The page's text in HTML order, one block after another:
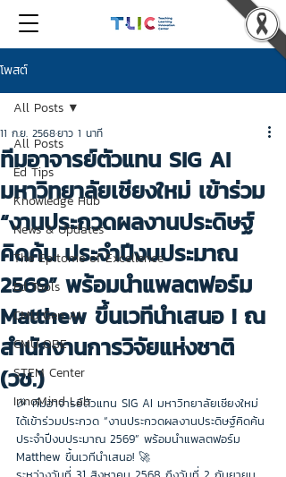
โพสต์
All Posts
Ed Tips
Knowledge Hub
News & Updates
The Epitome of Excellence
Ed Tools
CMU Gen AI
CMU OBE
STEM Center
InnoMind Lab
All Posts
ทีมอาจารย์ตัวแทน SIG AI
มหาวิทยาลัยเชียงใหม่ เข้าร่วม
“งานประกวดผลงานประดิษฐ์
คิดค้น ประจำปีงบประมาณ
2569” พร้อมนำแพลตฟอร์ม
Matthew ขึ้นเวทีนำเสนอ ! ณ
สำนักงานการวิจัยแห่งชาติ
(วช.)
11 ก.ย. 2568ยาว 1 นาที
🎉 ทีมอาจารย์ตัวแทน SIG AI มหาวิทยาลัยเชียงใหม่
ได้เข้าร่วมประกวด “งานประกวดผลงานประดิษฐ์คิดค้น
ประจำปีงบประมาณ 2569” พร้อมนำแพลตฟอร์ม
Matthew ขึ้นเวทีนำเสนอ! 🚀